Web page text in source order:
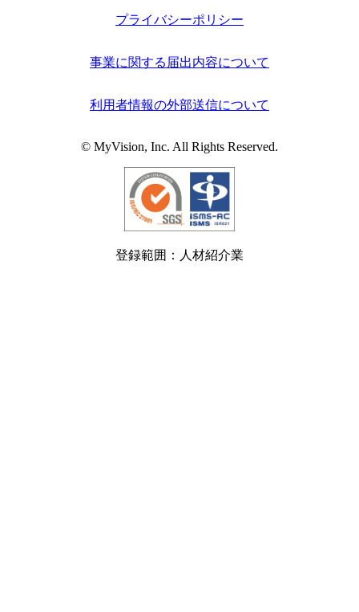
プライバシーポリシー
事業に関する届出内容について
利用者情報の外部送信について
© MyVision, Inc. All Rights Reserved.
登録範囲：人材紹介業